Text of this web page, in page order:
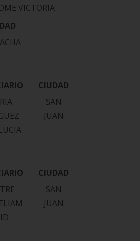
VICTORIA
SAN
JUAN
SAN
JUAN